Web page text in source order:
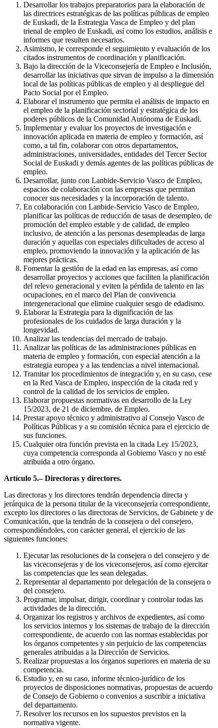
Desarrollar los trabajos preparatorios para la elaboración de
las directrices estratégicas de las políticas públicas de empleo
de Euskadi, de la Estrategia Vasca de Empleo y del plan
trienal de empleo de Euskadi, así como los estudios, análisis e
informes que resulten necesarios.
Asimismo, le corresponde el seguimiento y evaluación de los
citados instrumentos de coordinación y planificación.
Bajo la dirección de la Viceconsejería de Empleo e Inclusión,
desarrollar las iniciativas que sirvan de impulso a la dimensión
local de las políticas públicas de empleo y al despliegue del
Pacto Social por el Empleo.
Elaborar el instrumento que permita el análisis de impacto en
el empleo de la planificación sectorial y estratégica de los
poderes públicos de la Comunidad Autónoma de Euskadi.
Implementar y evaluar los proyectos de investigación e
innovación aplicada en materia de empleo y formación, así
como, a tal fin, colaborar con otros departamentos,
administraciones, universidades, entidades del Tercer Sector
Social de Euskadi y demás agentes de las políticas públicas de
empleo.
Desarrollar, junto con Lanbide-Servicio Vasco de Empleo,
espacios de colaboración con las empresas que permitan
conocer sus necesidades y la incorporación de talento.
En colaboración con Lanbide-Servicio Vasco de Empleo,
planificar las políticas de reducción de tasas de desempleo, de
promoción del empleo estable y de calidad, de empleo
inclusivo, de atención a las personas desempleadas de larga
duración y aquellas con especiales dificultades de acceso al
empleo, promoviendo la innovación y la aplicación de las
mejores prácticas.
Fomentar la gestión de la edad en las empresas, así como
desarrollar proyectos y acciones que faciliten la planificación
del relevo generacional y eviten la pérdida de talento en las
ocupaciones, en el marco del Plan de convivencia
intergeneracional que elimine cualquier sesgo de edadismo.
Elaborar la Estrategia para la dignificación de las
profesionales de los cuidados de larga duración y la
longevidad.
Analizar las tendencias del mercado de trabajo.
Analizar las políticas de las administraciones públicas en
materia de empleo y formación, con especial atención a la
estrategia europea y a las tendencias a nivel internacional.
Tramitar los procedimientos de integración y, en su caso, cese
en la Red Vasca de Empleo, inspección de la citada red y
control de la calidad de los servicios de empleo.
Elaborar propuestas normativas en desarrollo de la Ley
15/2023, de 21 de diciembre, de Empleo.
Prestar apoyo técnico y administrativo al Consejo Vasco de
Políticas Públicas y a su comisión técnica para el ejercicio de
sus funciones.
Cualquier otra función prevista en la citada Ley 15/2023,
cuya competencia corresponda al Gobierno Vasco y no esté
atribuida a otro órgano.
Artículo 5.– Directoras y directores.
Las directoras y los directores tendrán dependencia directa y
jerárquica de la persona titular de la viceconsejería correspondiente,
excepto los directores o las directoras de Servicios, de Gabinete y de
Comunicación, que la tendrán de la consejera o del consejero,
correspondiéndoles, con carácter general, el ejercicio de las
siguientes funciones:
Ejecutar las resoluciones de la consejera o del consejero y de
las viceconsejeras y de los viceconsejeros, así como ejercitar
las competencias que les sean delegadas.
Representar al departamento por delegación de la consejera o
del consejero.
Programar, impulsar, dirigir, coordinar y controlar todas las
actividades de la dirección.
Organizar los registros y archivos de expedientes, así como
los servicios internos y los sistemas de trabajo de la dirección
correspondiente, de acuerdo con las normas establecidas por
los órganos competentes y sin perjuicio de las competencias
generales atribuidas a la Dirección de Servicios.
Realizar propuestas a los órganos superiores en materia de su
competencia.
Estudio y, en su caso, informe técnico-jurídico de los
proyectos de disposiciones normativas, propuestas de acuerdo
de Consejo de Gobierno o convenios a suscribir a iniciativa
del departamento.
Resolver los recursos en los supuestos previstos en la
normativa vigente.